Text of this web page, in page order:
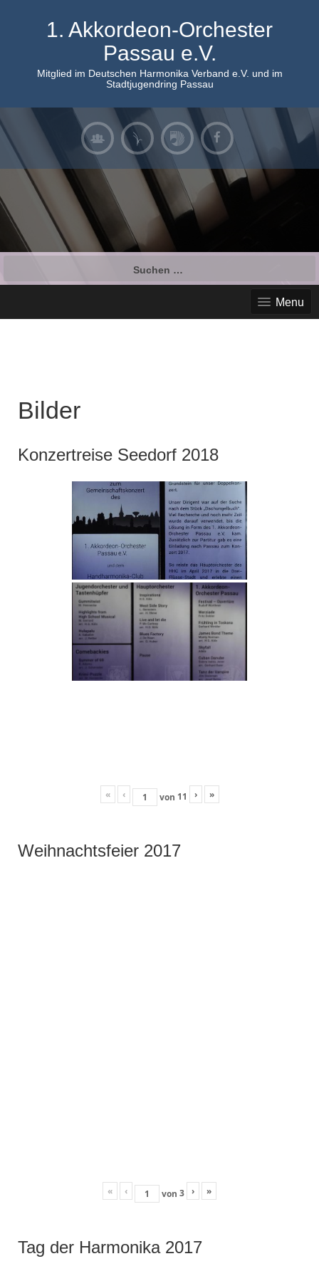
1. Akkordeon-Orchester
Passau e.V.
Mitglied im Deutschen Harmonika Verband e.V. und im
Stadtjugendring Passau
Menu
Bilder
Konzertreise Seedorf 2018
« ‹ von 11 › »
Weihnachtsfeier 2017
« ‹ von 3 › »
Tag der Harmonika 2017